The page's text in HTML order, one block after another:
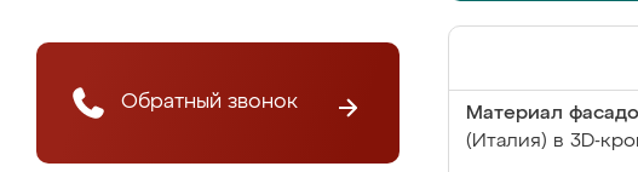
Обратный звонок
Материал
(Италия) в 3D-